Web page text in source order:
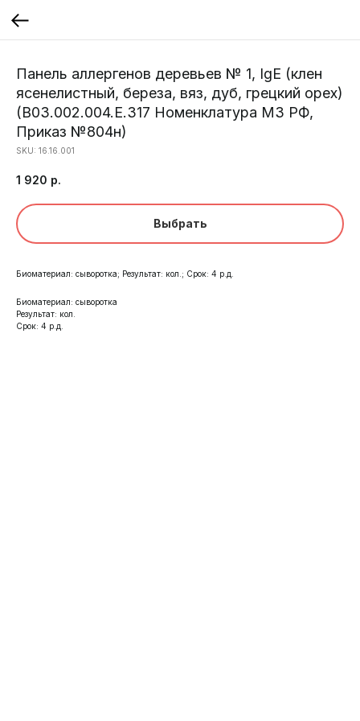
Панель аллергенов деревьев № 1, IgE (клен
ясенелистный, береза, вяз, дуб, грецкий орех)
(B03.002.004.Е.317 Номенклатура МЗ РФ,
Приказ №804н)
SKU: 16.16.001
1 920 р.
Выбрать
Биоматериал: сыворотка; Результат: кол.; Срок: 4 р.д.
Биоматериал: сыворотка
Результат: кол.
Срок: 4 р.д.